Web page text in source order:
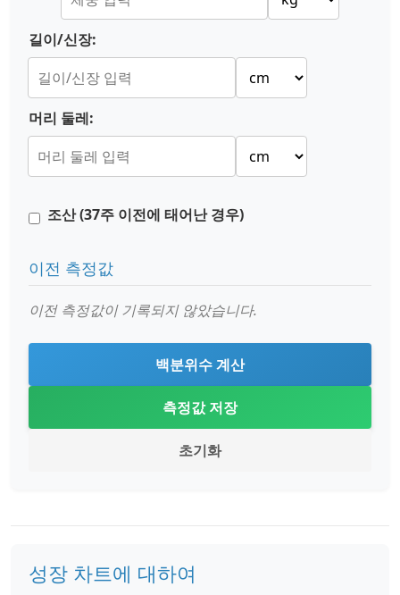
길이/신장:
머리 둘레:
조산 (37주 이전에 태어난 경우)
이전 측정값
이전 측정값이 기록되지 않았습니다.
백분위수 계산
측정값 저장
초기화
성장 차트에 대하여